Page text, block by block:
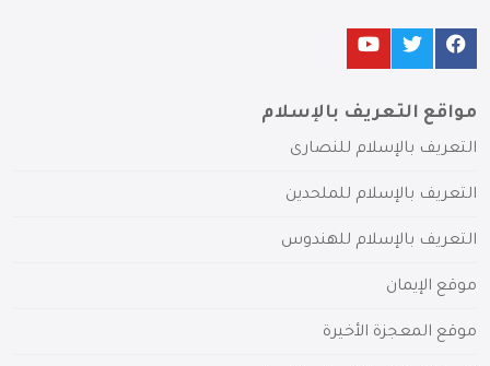
مواقع التعريف بالإسلام
التعريف بالإسلام للنصارى
التعريف بالإسلام للملحدين
التعريف بالإسلام للهندوس
موقع الإيمان
موقع المعجزة الأخيرة